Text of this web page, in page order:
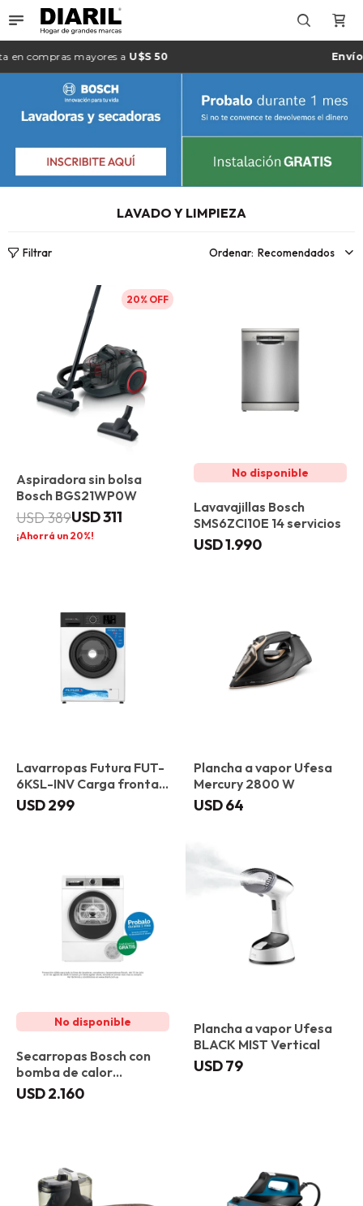

compras mayores aU$S 50 Envío
LAVADO Y LIMPIEZA
Recomendados
20
Aspiradora sin bolsa
Bosch BGS21WP0W
USD311
USD389
20
Lavavajillas Bosch
SMS6ZCI10E 14 servicios
USD1.990
Lavarropas Futura FUT-
6KSL-INV Carga frontal
6 kg
USD299
Plancha a vapor Ufesa
Mercury 2800 W
USD64
Secarropas Bosch con
bomba de calor
WQG245D1ES 9 kg
USD2.160
Plancha a vapor Ufesa
BLACK MIST Vertical
USD79